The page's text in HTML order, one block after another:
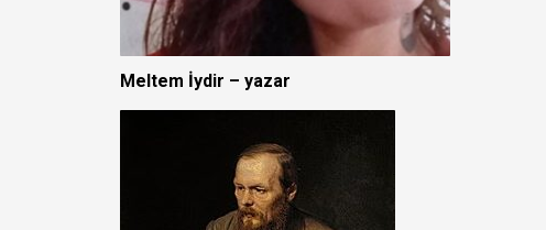
Meltem İydir – yazar